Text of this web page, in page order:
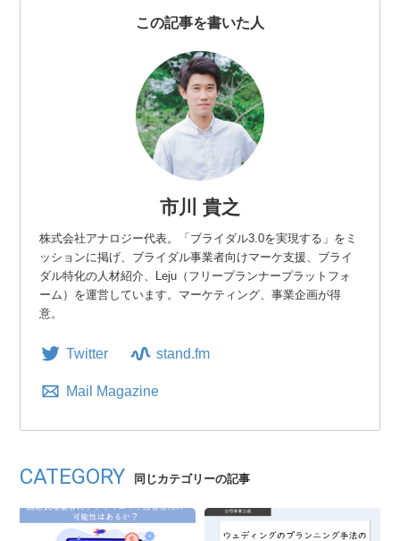
この記事を書いた人
市川 貴之
株式会社アナロジー代表。「ブライダル3.0を実現する」をミ
ッションに掲げ、ブライダル事業者向けマーケ支援、ブライ
ダル特化の人材紹介、Leju（フリープランナープラットフォ
ーム）を運営しています。マーケティング、事業企画が得
意。
Twitter stand.fm
Mail Magazine
CATEGORY 同じカテゴリーの記事